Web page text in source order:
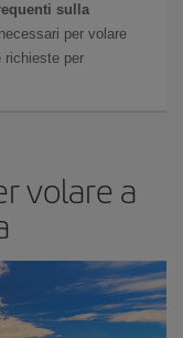
sulla
per volare
richieste per
volare a